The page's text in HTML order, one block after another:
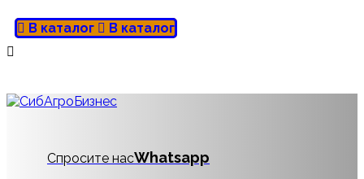
В каталог В каталог
Спросите насWhatsapp